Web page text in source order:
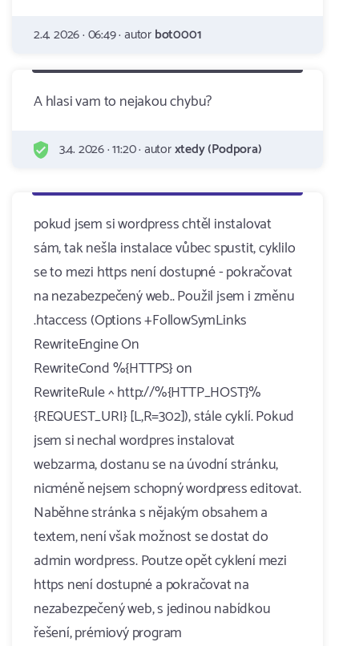
2.4. 2026 · 06:49 · autorbot0001
A hlasi vam to nejakou chybu?
3.4. 2026 · 11:20 · autorxtedy (Podpora)
pokud jsem si wordpress chtěl instalovat
sám, tak nešla instalace vůbec spustit, cyklilo
se to mezi https není dostupné - pokračovat
na nezabezpečený web.. Použil jsem i změnu
.htaccess (Options +FollowSymLinks
RewriteEngine On
RewriteCond %{HTTPS} on
RewriteRule ^ http://%{HTTP_HOST}%
{REQUEST_URI} [L,R=302]), stále cyklí. Pokud
jsem si nechal wordpres instalovat
webzarma, dostanu se na úvodní stránku,
nicméně nejsem schopný wordpress editovat.
Naběhne stránka s nějakým obsahem a
textem, není však možnost se dostat do
admin wordpress. Poutze opět cyklení mezi
https není dostupné a pokračovat na
nezabezpečený web, s jedinou nabídkou
řešení, prémiový program